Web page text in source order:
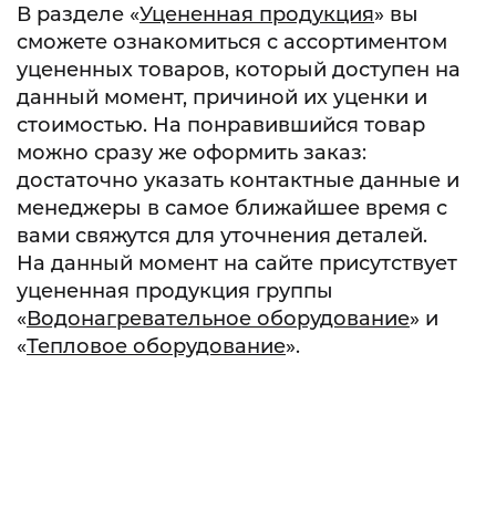
В разделе «Уцененная продукция» вы
сможете ознакомиться с ассортиментом
уцененных товаров, который доступен на
данный момент, причиной их уценки и
стоимостью. На понравившийся товар
можно сразу же оформить заказ:
достаточно указать контактные данные и
менеджеры в самое ближайшее время с
вами свяжутся для уточнения деталей.
На данный момент на сайте присутствует
уцененная продукция группы
«Водонагревательное оборудование» и
«Тепловое оборудование».